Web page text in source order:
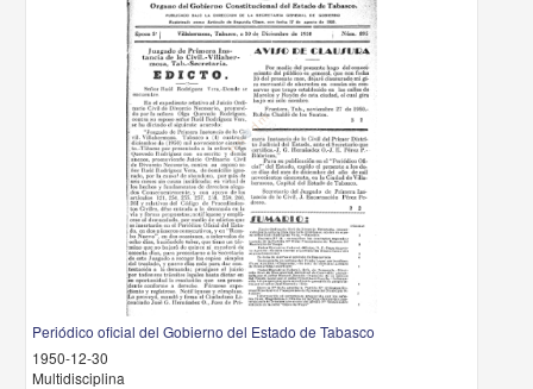
Periódico oficial del Gobierno del Estado de Tabasco
1950-12-30
Multidisciplina